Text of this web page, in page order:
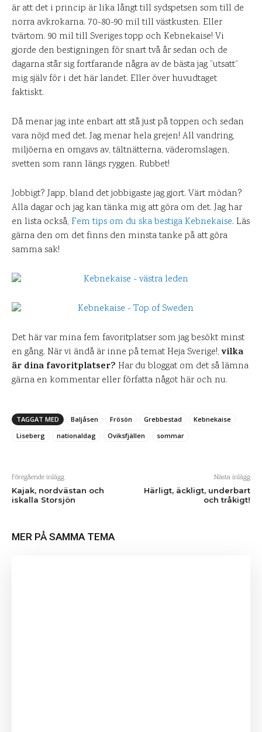
är att det i princip är lika långt till sydspetsen som till de
norra avkrokarna. 70-80-90 mil till västkusten. Eller
tvärtom. 90 mil till Sveriges topp och Kebnekaise! Vi
gjorde den bestigningen för snart två år sedan och de
dagarna står sig fortfarande några av de bästa jag ”utsatt”
mig själv för i det här landet. Eller över huvudtaget
faktiskt.
Då menar jag inte enbart att stå just på toppen och sedan
vara nöjd med det. Jag menar hela grejen! All vandring,
miljöerna en omgavs av, tältnätterna, väderomslagen,
svetten som rann längs ryggen. Rubbet!
Jobbigt? Japp, bland det jobbigaste jag gjort. Värt mödan?
Alla dagar och jag kan tänka mig att göra om det. Jag har
en lista också, Fem tips om du ska bestiga Kebnekaise. Läs
gärna den om det finns den minsta tanke på att göra
samma sak!
Det här var mina fem favoritplatser som jag besökt minst
en gång. När vi ändå är inne på temat Heja Sverige!,vilka
är dina favoritplatser? Har du bloggat om det så lämna
gärna en kommentar eller författa något här och nu.
TAGGAT MED Baljåsen Frösön Grebbestad
Kebnekaise
Liseberg
nationaldag Oviksfjällen sommar
Föregående inlägg
Kajak, nordvästan och
iskalla Storsjön
Nästa inlägg
Härligt, äckligt, underbart
och tråkigt!
MER PÅ SAMMA TEMA